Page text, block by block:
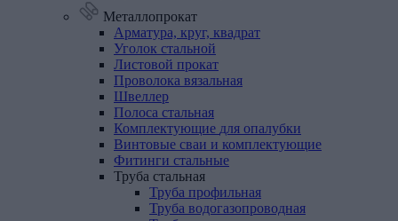
Металлопрокат
Арматура, круг, квадрат
Уголок стальной
Листовой прокат
Проволока вязальная
Швеллер
Полоса стальная
Комплектующие для опалубки
Винтовые сваи и комплектующие
Фитинги стальные
Труба стальная
Труба профильная
Труба водогазопроводная